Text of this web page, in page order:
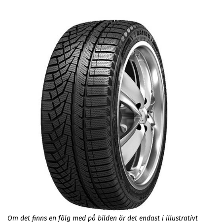
Om det finns en fälg med på bilden är det endast i illustrativt